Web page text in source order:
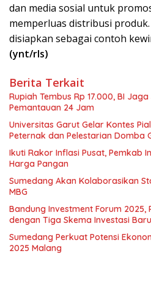
dan media sosial untuk
memperluas distribusi
disiapkan sebagai contoh
(ynt/rls)
Berita Terkait
Rupiah Tembus Rp 17.000, BI
Pemantauan 24 Jam
Universitas Garut Gelar Kontes
Peternak dan Pelestarian Domba
Ikuti Rakor Inflasi Pusat, Pemkab
Harga Pangan
Sumedang Akan Kolaborasikan
MBG
Bandung Investment Forum 2025,
dengan Tiga Skema Investasi Baru
Sumedang Perkuat Potensi
2025 Malang